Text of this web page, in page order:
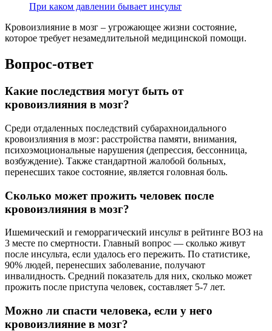
При каком давлении бывает инсульт
Кровоизлияние в мозг – угрожающее жизни состояние,
которое требует незамедлительной медицинской помощи.
Вопрос-ответ
Какие последствия могут быть от
кровоизлияния в мозг?
Среди отдаленных последствий субарахноидального
кровоизлияния в мозг: расстройства памяти, внимания,
психоэмоциональные нарушения (депрессия, бессонница,
возбуждение). Также стандартной жалобой больных,
перенесших такое состояние, является головная боль.
Сколько может прожить человек после
кровоизлияния в мозг?
Ишемический и геморрагический инсульт в рейтинге ВОЗ на
3 месте по смертности. Главный вопрос — сколько живут
после инсульта, если удалось его пережить. По статистике,
90% людей, перенесших заболевание, получают
инвалидность. Средний показатель для них, сколько может
прожить после приступа человек, составляет 5-7 лет.
Можно ли спасти человека, если у него
кровоизлияние в мозг?